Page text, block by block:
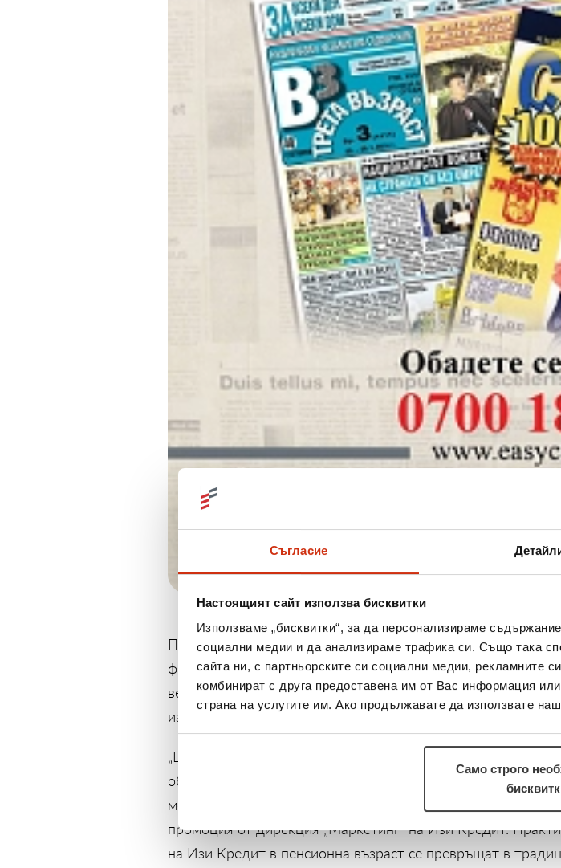
Съгласие
Настоящият сайт използва бисквитки
Използваме „бисквитки“, за да персонализираме
социални медии и да анализираме трафика си. Също така
сайта ни, с партньорските си социални медии, рекламните
комбинират с друга предоставена им от Вас информация
страна на услугите им. Ако продължавате да използвате
Само строго
Приятна изненада очаква клиентите на Изи Кредит, които
февруари и март. Компанията ще им подари безплатен
вестници в България – „Трета възраст”, както и забавано
изтеглени от 1 февруари до 31 март включително.
„Ще подарим на клиентите ни не просто един подарък, а
обичаните и четени седмични издания в България –
месеца те ще получават 20 страници с полезна и
промоция от дирекция „Маркетинг” на Изи Кредит.
на Изи Кредит в пенсионна възраст се превръщат в